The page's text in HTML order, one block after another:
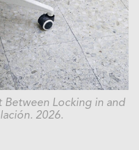
Between Locking in and
2026.